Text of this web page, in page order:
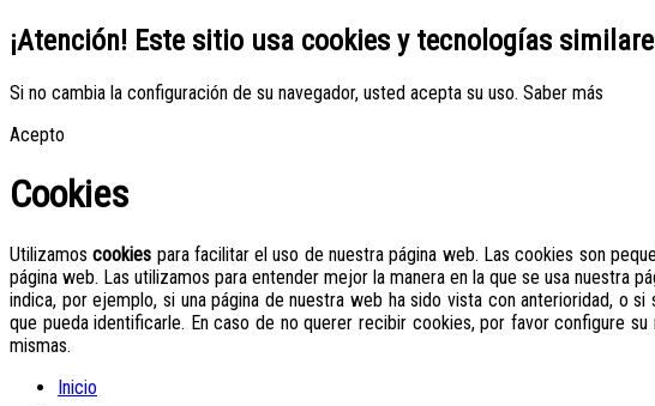
¡Atención! Este sitio usa cookies y tecnologías
Si no cambia la configuración de su navegador, usted acepta su uso. Saber más
Acepto
Cookies
Utilizamoscookies para facilitar el uso de nuestra página web. Las cookies son
página web. Las utilizamos para entender mejor la manera en la que se usa
indica, por ejemplo, si una página de nuestra web ha sido vista con anterioridad, o
que pueda identificarle. En caso de no querer recibir cookies, por favor configure
mismas.
Inicio